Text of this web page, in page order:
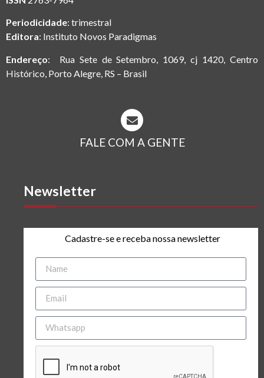
Periodicidade: trimestral
Editora: Instituto Novos Paradigmas
Endereço: Rua Sete de Setembro, 1069, cj 1420, Centro
Histórico, Porto Alegre, RS – Brasil
FALE COM A GENTE
Newsletter
Cadastre-se e receba nossa newsletter